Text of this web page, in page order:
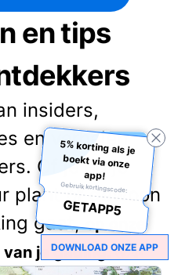
en tips
insiders,
en verhalen
Of je nu je
plant of gewoon
gaat,op onze
je gading. 🌍✨
5% korting als je
boekt via onze
app!
Gebruik kortingscode:
GETAPP5
DOWNLOAD ONZE APP